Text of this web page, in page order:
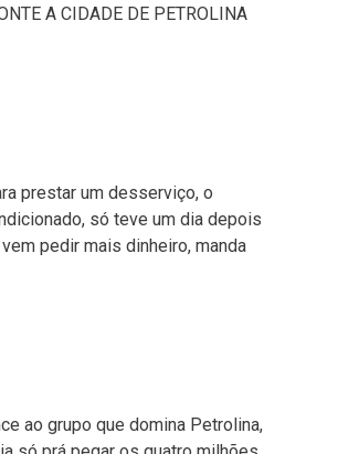
A CIDADE DE PETROLINA
prestar um desserviço, o
só teve um dia depois
pedir mais dinheiro, manda
ao grupo que domina Petrolina,